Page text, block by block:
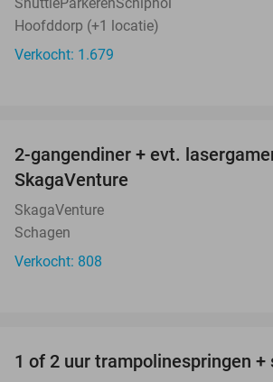
Hoofddorp (+1 locatie)
Verkocht: 1.679
2-gangendiner + evt.
SkagaVenture
SkagaVenture
Schagen
Verkocht: 808
1 of 2 uur trampolinespringen +